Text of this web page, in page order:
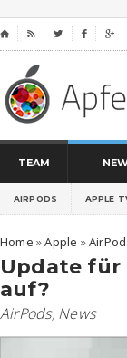
⌂    
TEAM
AIRPODS APPLE
Home »Apple »
Update für
auf?
AirPods, News